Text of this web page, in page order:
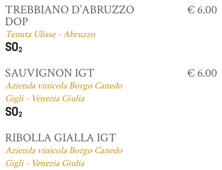
TREBBIANO D’ABRUZZO
DOP
Tenuta Ulisse - Abruzzo
€ 6.00
SAUVIGNON IGT
Azienda vinicola Borgo Canedo
Gigli - Venezia Giulia
€ 6.00
RIBOLLA GIALLA IGT
Azienda vinicola Borgo Canedo
Gigli - Venezia Giulia